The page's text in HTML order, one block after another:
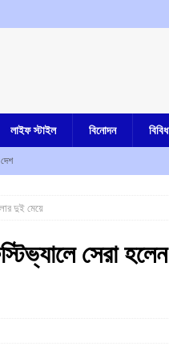
লাইফ স্টাইল বিনোদন বিবিধ
আপ্ত সহায়ক সুমিত রায়
মৃত্যু
দুই মেয়ে
সেরা হলেন